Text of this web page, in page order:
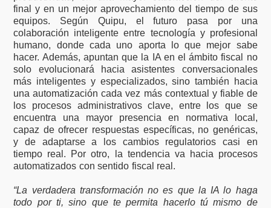
final y en un mejor aprovechamiento del tiempo de sus
equipos. Según Quipu, el futuro pasa por una
colaboración inteligente entre tecnología y profesional
humano, donde cada uno aporta lo que mejor sabe
hacer. Además, apuntan que la IA en el ámbito fiscal no
solo evolucionará hacia asistentes conversacionales
más inteligentes y especializados, sino también hacia
una automatización cada vez más contextual y fiable de
los procesos administrativos clave, entre los que se
encuentra una mayor presencia en normativa local,
capaz de ofrecer respuestas específicas, no genéricas,
y de adaptarse a los cambios regulatorios casi en
tiempo real. Por otro, la tendencia va hacia procesos
automatizados con sentido fiscal real.
“La verdadera transformación no es que la IA lo haga
todo por ti, sino que te permita hacerlo tú mismo de